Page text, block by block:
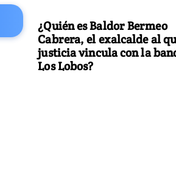
¿Quién es Baldor Bermeo
Cabrera, el exalcalde al
justicia vincula con la
Los Lobos?